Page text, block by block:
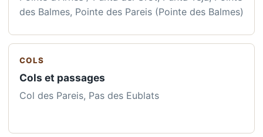
des Balmes, Pointe des Pareis (Pointe des Balmes)
COLS
Cols et passages
Col des Pareis, Pas des Eublats